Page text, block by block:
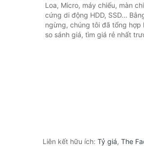
Loa, Micro, máy chiếu, màn
cứng di động HDD, SSD...
ngừng, chúng tôi đã tổng
so sánh giá, tìm giá rẻ nhất
Liên kết hữu ích: Tỷ giá, The